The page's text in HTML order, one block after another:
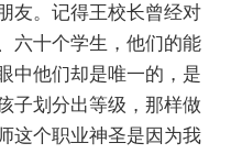
友。记得王校长曾经对
六十个学生，他们的能
中他们却是唯一的，是
子划分出等级，那样做
这个职业神圣是因为我